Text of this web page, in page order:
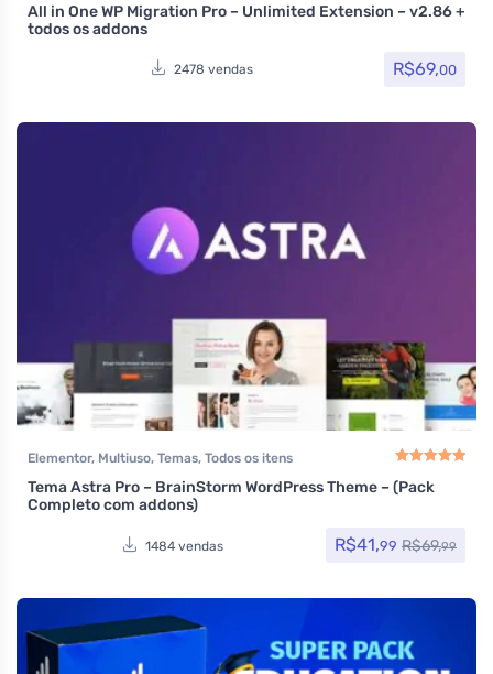
Avaliação 5.00
All in One WP Migration Pro – Unlimited Extension – v2.86 +
todos os addons
2478 vendas R$69,00
Elementor, Multiuso, Temas, Todos os itens
Avaliação
Tema Astra Pro – BrainStorm WordPress Theme – (Pack
Completo com addons)
1484 vendas R$41,99 R$69,99